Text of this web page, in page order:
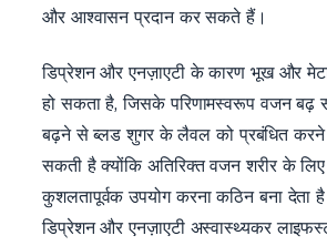
और आश्वासन प्रदान कर सकते हैं।
डिप्रेशन और एनज़ाएटी के कारण भूख और
हो सकता है, जिसके परिणामस्वरूप वजन
बढ़ने से ब्लड शुगर के लैवल को प्रबंधित करने
सकती है क्योंकि अतिरिक्त वजन शरीर के
कुशलतापूर्वक उपयोग करना कठिन बना देता
डिप्रेशन और एनज़ाएटी अस्वास्थ्यकर